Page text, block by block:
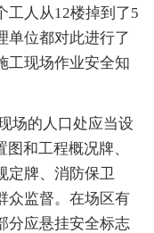
工人从12楼掉到了5
单位都对此进行了
工现场作业安全知
场的人口处应当设
和工程概况牌、
定牌、消防保卫
众监督。在场区有
分应悬挂安全标志